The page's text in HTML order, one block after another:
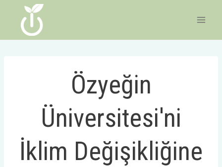
Özyeğin
Üniversitesi'ni
İklim Değişikliğine